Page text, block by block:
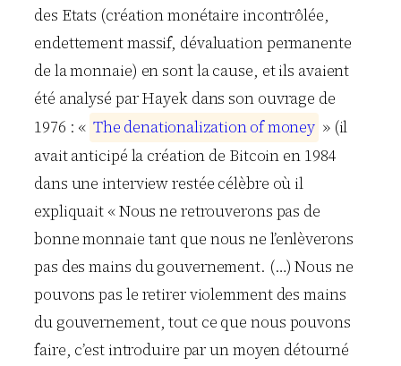
des Etats (création monétaire incontrôlée,
endettement massif, dévaluation permanente
de la monnaie) en sont la cause, et ils avaient
été analysé par Hayek dans son ouvrage de
1976 : « The denationalizationofmoney » (il
avait anticipé la création de Bitcoin en 1984
dans une interview restée célèbre où il
expliquait « Nous ne retrouverons pas de
bonne monnaie tant que nous ne l’enlèverons
pas des mains du gouvernement. (…) Nous ne
pouvons pas le retirer violemment des mains
du gouvernement, tout ce que nous pouvons
faire, c’est introduire par un moyen détourné